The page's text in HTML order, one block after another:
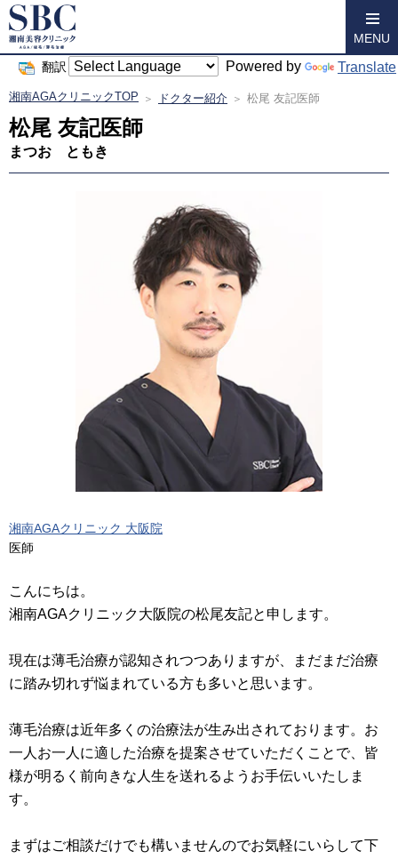
翻訳 Powered by Translate
MENU
湘南AGAクリニックTOP ドクター紹介 松尾 友記医師
松尾 友記医師
まつお ともき
湘南AGAクリニック 大阪院
医師
こんにちは。
湘南AGAクリニック大阪院の松尾友記と申します。
現在は薄毛治療が認知されつつありますが、まだまだ治療
に踏み切れず悩まれている方も多いと思います。
薄毛治療は近年多くの治療法が生み出されております。お
一人お一人に適した治療を提案させていただくことで、皆
様が明るく前向きな人生を送れるようお手伝いいたしま
す。
まずはご相談だけでも構いませんのでお気軽にいらして下